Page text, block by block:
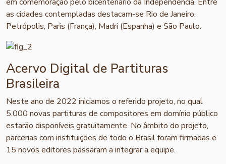
as cidades contempladas destacam-se Rio de Janeiro,
Petrópolis, Paris (França), Madri (Espanha) e São Paulo.
Acervo Digital de Partituras
Brasileira
Neste ano de 2022 iniciamos o referido projeto, no qual
5.000 novas partituras de compositores em domínio público
estarão disponíveis gratuitamente. No âmbito do projeto,
parcerias com instituições de todo o Brasil foram firmadas e
15 novos editores passaram a integrar a equipe.